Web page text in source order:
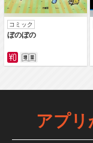
コミック
ぼのぼの
アプリ